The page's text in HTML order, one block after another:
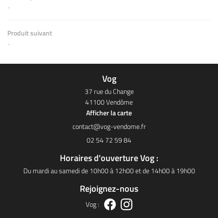
-
Produit suivant
-
Vog
37 rue du Change
41100 Vendôme
Afficher la carte
02 54 72 59 84
Horaires d'ouverture Vog :
Du mardi au samedi de 10h00 à 12h00 et de 14h00 à 19h00
Rejoignez-nous
Vog :